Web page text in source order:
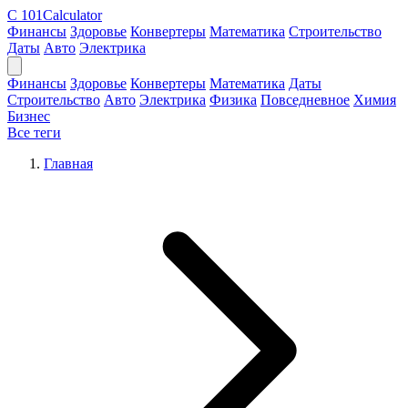
C 101Calculator
Финансы Здоровье Конвертеры Математика Строительство
Даты Авто Электрика
Финансы Здоровье Конвертеры Математика Даты
Строительство Авто Электрика Физика Повседневное Химия
Бизнес
Все теги
Главная